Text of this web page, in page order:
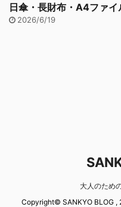
日傘・長財布・A4ファ
2026/6/19
大人のため
Copyright© SANKYO BLOG